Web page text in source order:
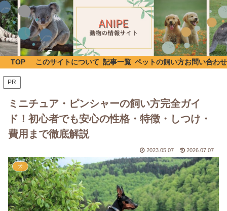
TOP このサイトについて 記事一覧 ペットの飼い方お問い合わせ
PR
ミニチュア・ピンシャーの飼い方完全ガイ
ド！初心者でも安心の性格・特徴・しつけ・
費用まで徹底解説
2023.05.07 2026.07.07
犬